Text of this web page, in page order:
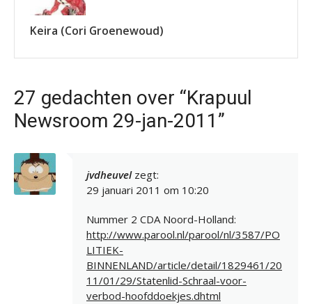
Keira (Cori Groenewoud)
27 gedachten over “Krapuul
Newsroom 29-jan-2011”
jvdheuvel zegt:
29 januari 2011 om 10:20
Nummer 2 CDA Noord-Holland:
http://www.parool.nl/parool/nl/3587/PO
LITIEK-
BINNENLAND/article/detail/1829461/20
11/01/29/Statenlid-Schraal-voor-
verbod-hoofddoekjes.dhtml